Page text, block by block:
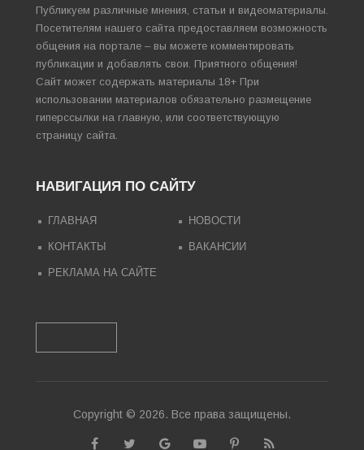
Публикуем различные мнения, статьи и видеоматериалы.
Посетителям нашего сайта предоставляем возможность
общения на портале – вы можете комментировать
публикации и добавлять свои. Приятного общения!
Сайт может содержать материалы 18+ При
использовании материалов обязательно размещение
гиперссылки на главную, или соответствующую
страницу сайта.
НАВИГАЦИЯ ПО САЙТУ
ГЛАВНАЯ НОВОСТИ
КОНТАКТЫ ВАКАНСИИ
РЕКЛАМА НА САЙТЕ
Copyright © 2026. Все права защищены.